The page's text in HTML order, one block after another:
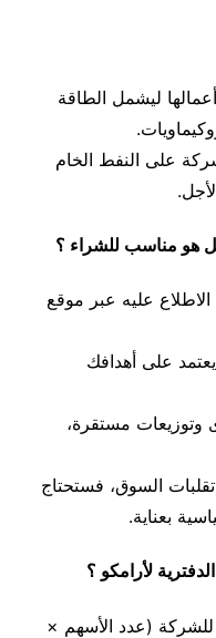
ليشمل الطاقة
على النفط الخام
هو مناسب للشراء ؟
عليه عبر موقع
على أهدافك
وتوزيعات مستقرة،
السوق، فستحتاج
بعناية.
لأرامكو ؟
(عدد الأسهم ×